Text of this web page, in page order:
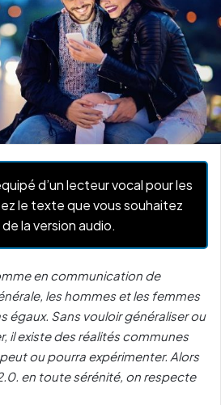
d’un lecteur vocal pour les
le texte que vous souhaitez
la version audio.
en communication de
les hommes et les femmes
égaux. Sans vouloir généraliser ou
il existe des réalités communes
ou pourra expérimenter. Alors
en toute sérénité, on respecte